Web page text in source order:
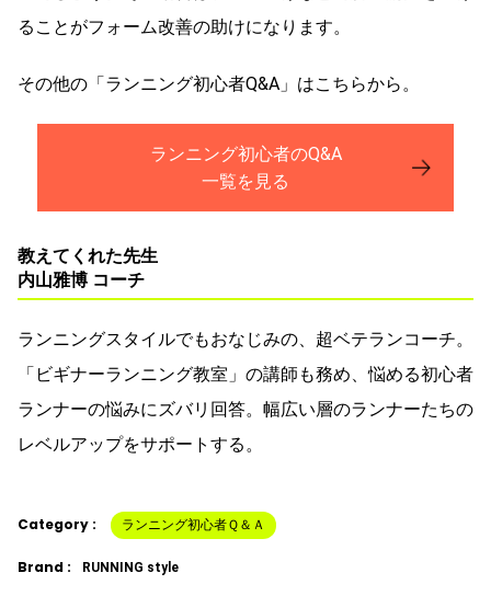
ることがフォーム改善の助けになります。
その他の「ランニング初心者Q&A」はこちらから。
ランニング初心者のQ&A
一覧を見る
教えてくれた先生
内山雅博 コーチ
ランニングスタイルでもおなじみの、超ベテランコーチ。
「ビギナーランニング教室」の講師も務め、悩める初心者
ランナーの悩みにズバリ回答。幅広い層のランナーたちの
レベルアップをサポートする。
Category : ランニング初心者Ｑ＆Ａ
Brand : RUNNING style